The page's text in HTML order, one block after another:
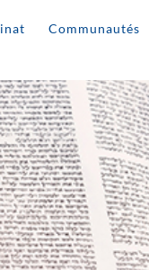
Communautés